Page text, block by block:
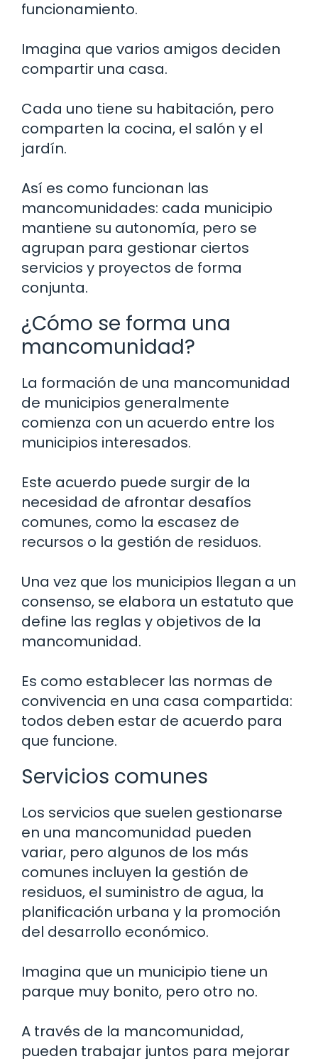
funcionamiento.
Imagina que varios amigos deciden
compartir una casa.
Cada uno tiene su habitación, pero
comparten la cocina, el salón y el
jardín.
Así es como funcionan las
mancomunidades: cada municipio
mantiene su autonomía, pero se
agrupan para gestionar ciertos
servicios y proyectos de forma
conjunta.
¿Cómo se forma una
mancomunidad?
La formación de una mancomunidad
de municipios generalmente
comienza con un acuerdo entre los
municipios interesados.
Este acuerdo puede surgir de la
necesidad de afrontar desafíos
comunes, como la escasez de
recursos o la gestión de residuos.
Una vez que los municipios llegan a un
consenso, se elabora un estatuto que
define las reglas y objetivos de la
mancomunidad.
Es como establecer las normas de
convivencia en una casa compartida:
todos deben estar de acuerdo para
que funcione.
Servicios comunes
Los servicios que suelen gestionarse
en una mancomunidad pueden
variar, pero algunos de los más
comunes incluyen la gestión de
residuos, el suministro de agua, la
planificación urbana y la promoción
del desarrollo económico.
Imagina que un municipio tiene un
parque muy bonito, pero otro no.
A través de la mancomunidad,
pueden trabajar juntos para mejorar